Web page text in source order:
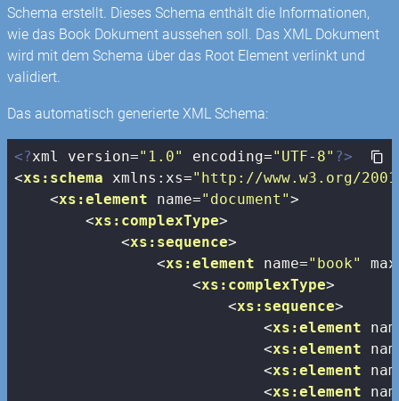
Schema erstellt. Dieses Schema enthält die Informationen,
wie das Book Dokument aussehen soll. Das XML Dokument
wird mit dem Schema über das Root Element verlinkt und
validiert.
Das automatisch generierte XML Schema:
<?xml version="1.0" encoding="UTF-8" ?>
<xs:schema xmlns:xs="http://www.w3.org/2001/
<xs:element name="document">
<xs:complexType>
<xs:sequence>
<xs:element name="book"
<xs:complexType>
<xs:sequence>
<xs:element
<xs:element
<xs:element
<xs:element